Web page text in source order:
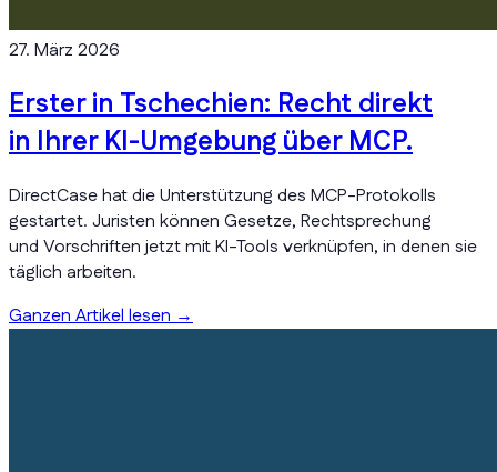
27. März 2026
Erster in Tschechien: Recht direkt
in Ihrer KI-Umgebung über MCP.
DirectCase hat die Unterstützung des MCP-Protokolls
gestartet. Juristen können Gesetze, Rechtsprechung
und Vorschriften jetzt mit KI-Tools verknüpfen, in denen sie
täglich arbeiten.
Ganzen Artikel lesen→